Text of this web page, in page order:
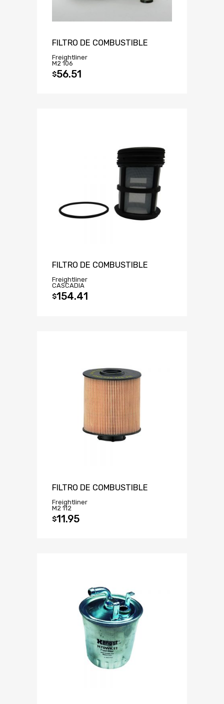
FILTRO DE COMBUSTIBLE
Freightliner
M2 106
$56.51
FILTRO DE COMBUSTIBLE
Freightliner
CASCADIA
$154.41
FILTRO DE COMBUSTIBLE
Freightliner
M2 112
$11.95